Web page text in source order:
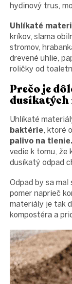
hydinový trus,
Uhlíkaté
kríkov, slama
stromov,
drevené uhlie,
roličky od
Prečo je
Uhlíkaté
baktérie, ktoré
palivo na tlenie.
vedie k tomu, že
dusíkatý odpad
Odpad by sa
pomer naprieč
materiály je tak
kompostéra a